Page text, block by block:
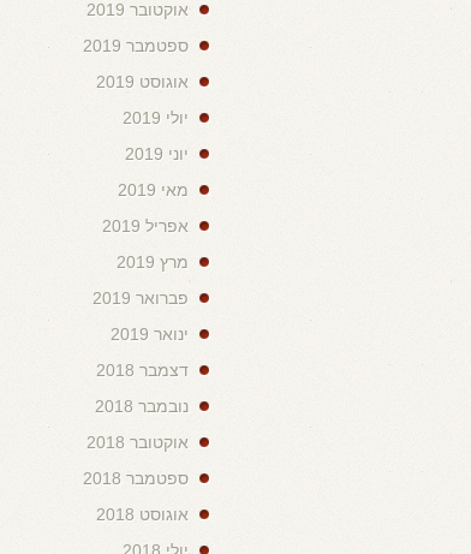
אוקטובר 2019
ספטמבר 2019
אוגוסט 2019
יולי 2019
יוני 2019
מאי 2019
אפריל 2019
מרץ 2019
פברואר 2019
ינואר 2019
דצמבר 2018
נובמבר 2018
אוקטובר 2018
ספטמבר 2018
אוגוסט 2018